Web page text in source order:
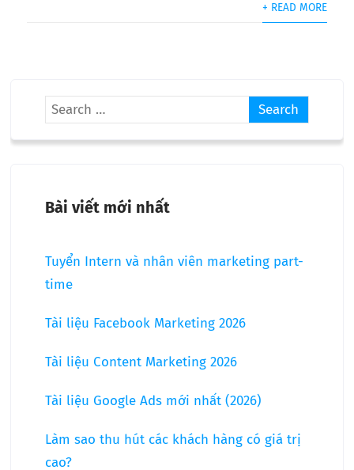
+ READ MORE
Bài viết mới nhất
Tuyển Intern và nhân viên marketing part-
time
Tài liệu Facebook Marketing 2026
Tài liệu Content Marketing 2026
Tài liệu Google Ads mới nhất (2026)
Làm sao thu hút các khách hàng có giá trị
cao?